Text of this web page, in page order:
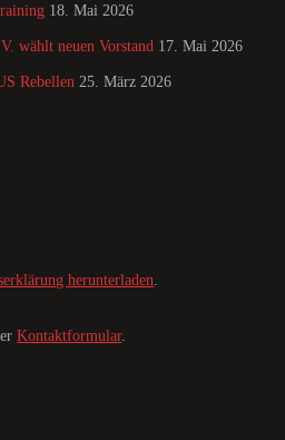
18. Mai 2026
wählt neuen Vorstand 17. Mai 2026
Rebellen 25. März 2026
herunterladen
Kontaktformular.